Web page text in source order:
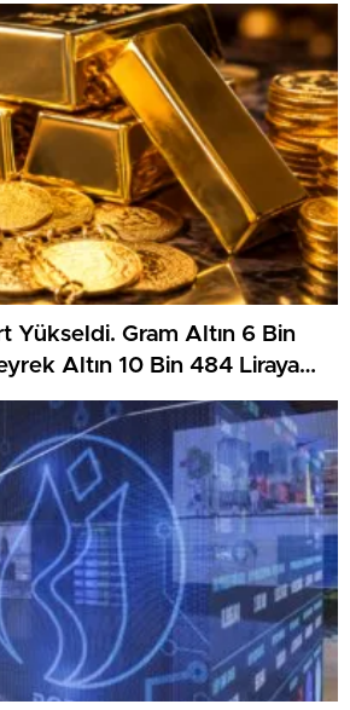
Yükseldi. Gram Altın 6 Bin
Altın 10 Bin 484 Liraya